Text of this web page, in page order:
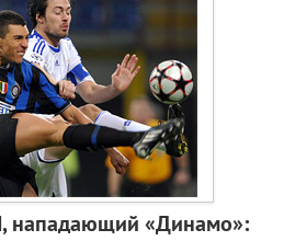
нападающий «Динамо»: